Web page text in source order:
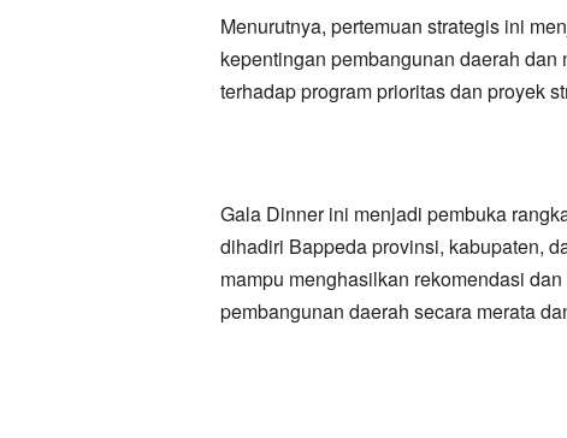
Menurutnya, pertemuan strategis ini
kepentingan pembangunan daerah
terhadap program prioritas dan proyek
Gala Dinner ini menjadi pembuka
dihadiri Bappeda provinsi, kabupaten,
mampu menghasilkan rekomendasi
pembangunan daerah secara merata